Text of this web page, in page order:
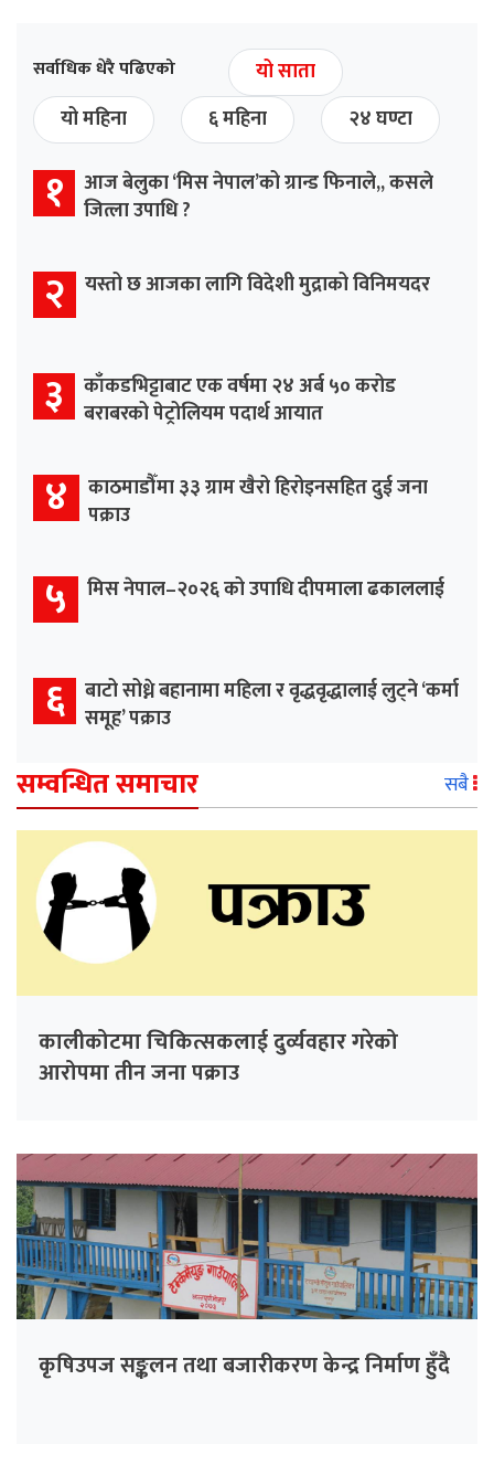
सर्वाधिक धेरै पढिएको
यो साता
यो महिना
६ महिना २४ घण्टा
१ आज बेलुका ‘मिस नेपाल’को ग्रान्ड फिनाले,, कसले
जित्ला उपाधि ?
२ यस्तो छ आजका लागि विदेशी मुद्राको विनिमयदर
३ काँकडभिट्टाबाट एक वर्षमा २४ अर्ब ५० करोड
बराबरको पेट्रोलियम पदार्थ आयात
४ काठमाडौँमा ३३ ग्राम खैरो हिरोइनसहित दुई जना
पक्राउ
५ मिस नेपाल–२०२६ को उपाधि दीपमाला ढकाललाई
६ बाटो सोध्ने बहानामा महिला र वृद्धवृद्धालाई लुट्ने ‘कर्मा
समूह’ पक्राउ
सम्वन्धित समाचार सबै
कालीकोटमा चिकित्सकलाई दुर्व्यवहार गरेको
आरोपमा तीन जना पक्राउ
कृषिउपज सङ्कलन तथा बजारीकरण केन्द्र निर्माण हुँदै